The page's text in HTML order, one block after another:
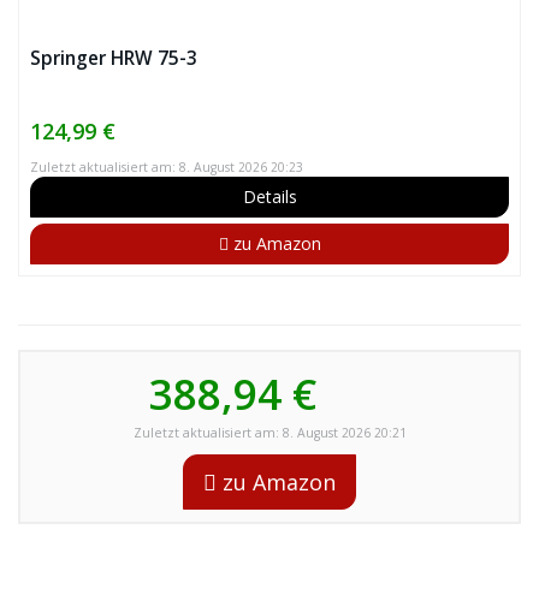
Springer HRW 75-3
124,99 €
Zuletzt aktualisiert am: 8. August 2026 20:23
Details
zu Amazon
388,94 €
Zuletzt aktualisiert am: 8. August 2026 20:21
zu Amazon